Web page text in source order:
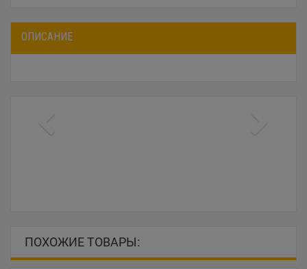
ОПИСАНИЕ
ПОХОЖИЕ ТОВАРЫ: